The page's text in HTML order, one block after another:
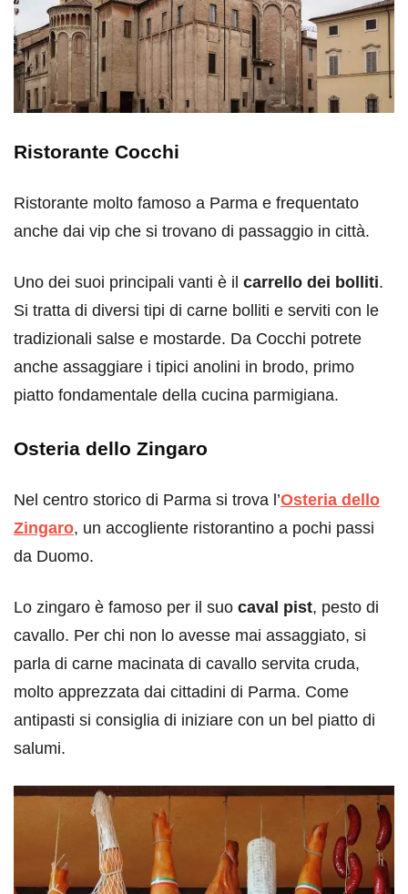
Ristorante Cocchi
Ristorante molto famoso a Parma e frequentato
anche dai vip che si trovano di passaggio in città.
Uno dei suoi principali vanti è il carrello dei bolliti.
Si tratta di diversi tipi di carne bolliti e serviti con le
tradizionali salse e mostarde. Da Cocchi potrete
anche assaggiare i tipici anolini in brodo, primo
piatto fondamentale della cucina parmigiana.
Osteria dello Zingaro
Nel centro storico di Parma si trova l’Osteria dello
Zingaro, un accogliente ristorantino a pochi passi
da Duomo.
Lo zingaro è famoso per il suo caval pist, pesto di
cavallo. Per chi non lo avesse mai assaggiato, si
parla di carne macinata di cavallo servita cruda,
molto apprezzata dai cittadini di Parma. Come
antipasti si consiglia di iniziare con un bel piatto di
salumi.